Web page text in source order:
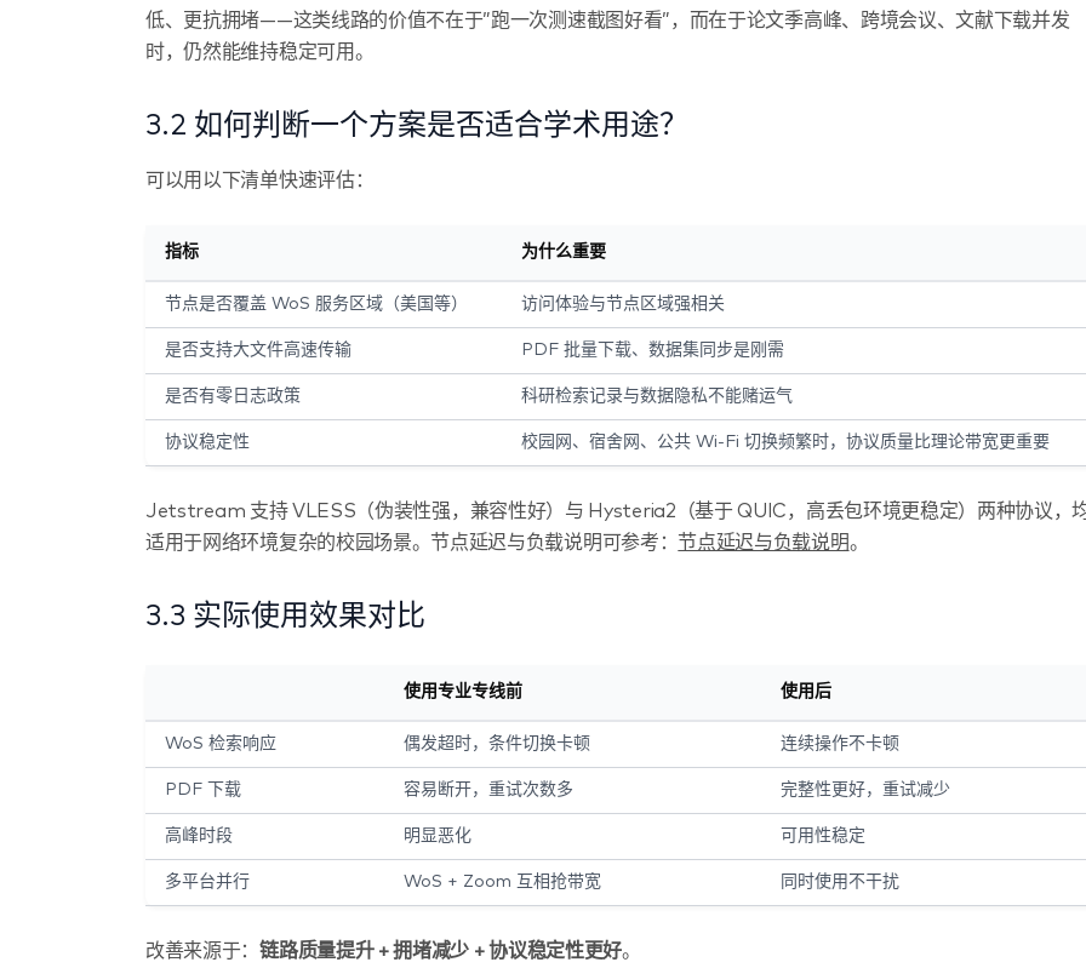
低、更抗拥堵——这类线路的价值不在于”跑一次测速截图好看”，而在于论文季高峰、跨境会议、文献下载并发
时，仍然能维持稳定可用。
3.2 如何判断一个方案是否适合学术用途？
可以用以下清单快速评估：
指标 为什么重要
节点是否覆盖 WoS 服务区域（美国等） 访问体验与节点区域强相关
是否支持大文件高速传输 PDF 批量下载、数据集同步是刚需
是否有零日志政策 科研检索记录与数据隐私不能赌运气
协议稳定性 校园网、宿舍网、公共 Wi-Fi 切换频繁时，协议质量比理论带宽更重要
Jetstream 支持 VLESS（伪装性强，兼容性好）与 Hysteria2（基于 QUIC，高丢包环境更稳定）两种协议，
适用于网络环境复杂的校园场景。节点延迟与负载说明可参考： 节点延迟与负载说明。
3.3 实际使用效果对比
使用专业专线前 使用后
WoS 检索响应 偶发超时，条件切换卡顿 连续操作不卡顿
PDF 下载 容易断开，重试次数多 完整性更好，重试减少
高峰时段 明显恶化 可用性稳定
多平台并行 WoS + Zoom 互相抢带宽 同时使用不干扰
改善来源于：链路质量提升 + 拥堵减少 + 协议稳定性更好。